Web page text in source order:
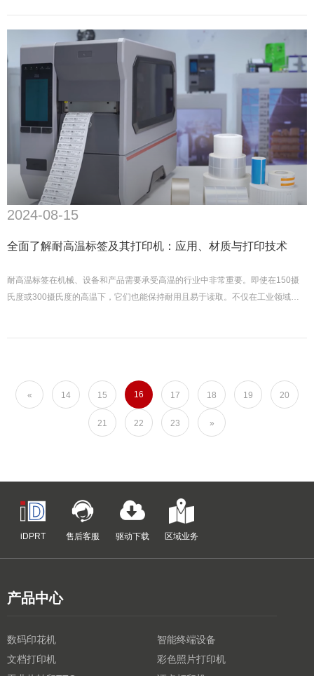
2024-08-15
全面了解耐高温标签及其打印机：应用、材质与打印技术
耐高温标签在机械、设备和产品需要承受高温的行业中非常重要。即使在150摄
氏度或300摄氏度的高温下，它们也能保持耐用且易于读取。不仅在工业领域，
« 14 15 16 17 18 19 20
21 22 23 »
iDPRT 售后客服 驱动下载 区域业务
产品中心
数码印花机
智能终端设备
文档打印机
彩色照片打印机